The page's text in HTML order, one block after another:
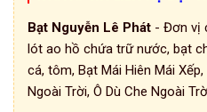
Bạt Nguyễn Lê Phát - Đơn vị
lót ao hồ chứa trữ nước, bạt
cá, tôm, Bạt Mái Hiên Mái
Ngoài Trời, Ô Dù Che Ngoài